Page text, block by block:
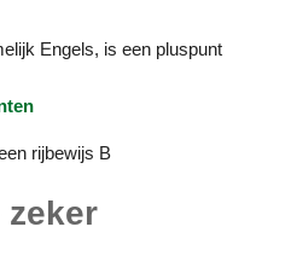
Engels, is een pluspunt
rijbewijs B
zeker